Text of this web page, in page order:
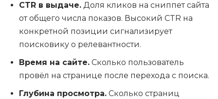
CTR в выдаче. Доля кликов на сниппет сайта
от общего числа показов. Высокий CTR на
конкретной позиции сигнализирует
поисковику о релевантности.
Время на сайте. Сколько пользователь
провёл на странице после перехода с поиска.
Глубина просмотра. Сколько страниц